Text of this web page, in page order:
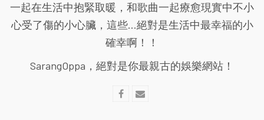
一起在生活中抱緊取暖，和歌曲一起療愈現實中不小
心受了傷的小心臟，這些...絕對是生活中最幸福的小
確幸啊！！
SarangOppa，絕對是你最親古的娛樂網站！